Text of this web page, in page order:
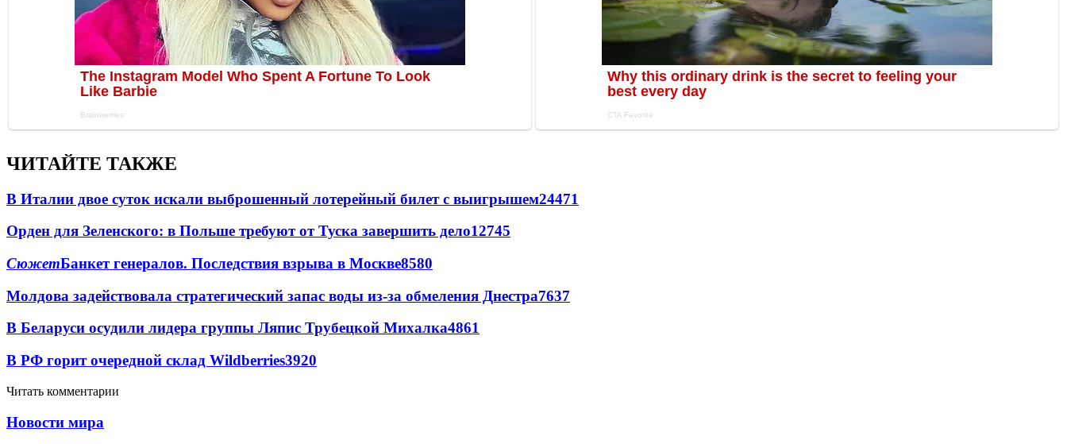
ЧИТАЙТЕ ТАКЖЕ
В Италии двое суток искали выброшенный лотерейный билет с выигрышем24471
Орден для Зеленского: в Польше требуют от Туска завершить дело12745
СюжетБанкет генералов. Последствия взрыва в Москве8580
Молдова задействовала стратегический запас воды из-за обмеления Днестра7637
В Беларуси осудили лидера группы Ляпис Трубецкой Михалка4861
В РФ горит очередной склад Wildberries3920
Читать комментарии
Новости мира